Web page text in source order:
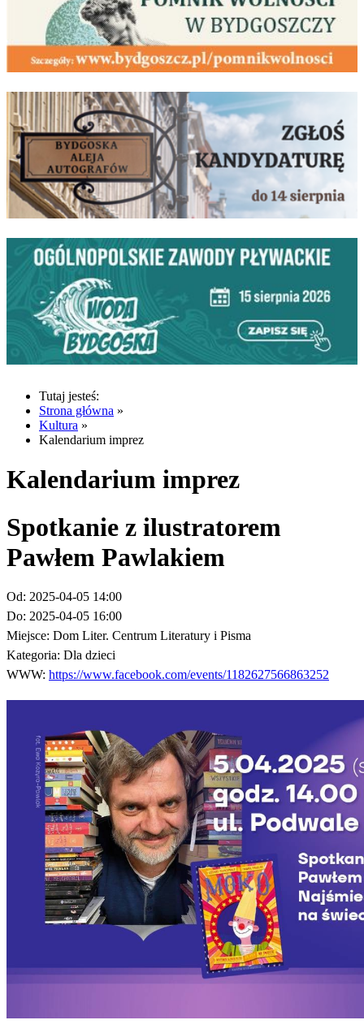
Tutaj jesteś:
Strona główna »
Kultura »
Kalendarium imprez
Kalendarium imprez
Spotkanie z ilustratorem
Pawłem Pawlakiem
Od: 2025-04-05 14:00
Do: 2025-04-05 16:00
Miejsce: Dom Liter. Centrum Literatury i Pisma
Kategoria: Dla dzieci
WWW: https://www.facebook.com/events/1182627566863252